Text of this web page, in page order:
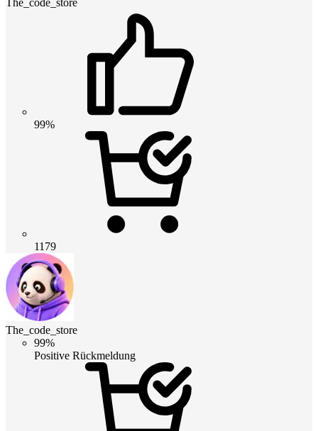
The_code_store
99%
1179
The_code_store
99%
Positive Rückmeldung